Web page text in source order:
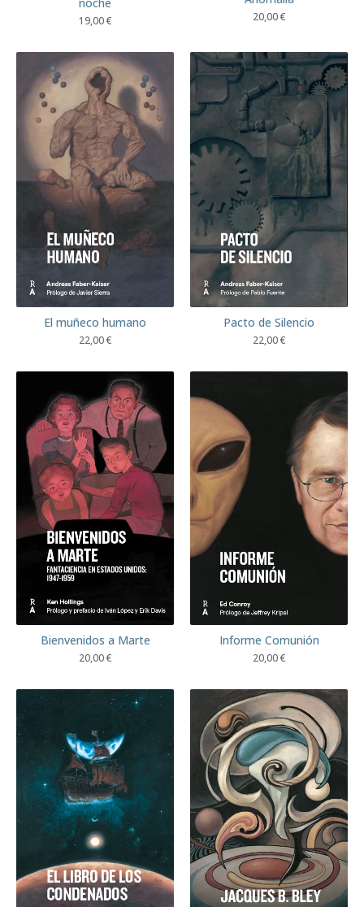
19,00€ 20,00€
El muñeco humano
22,00€
Pacto de Silencio
22,00€
Bienvenidos a Marte
20,00€
Informe Comunión
20,00€